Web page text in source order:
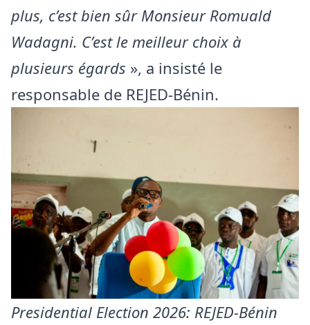
plus, c’est bien sûr Monsieur Romuald
Wadagni. C’est le meilleur choix à
plusieurs égards », a insisté le
responsable de REJED-Bénin.
Presidential Election 2026: REJED-Bénin